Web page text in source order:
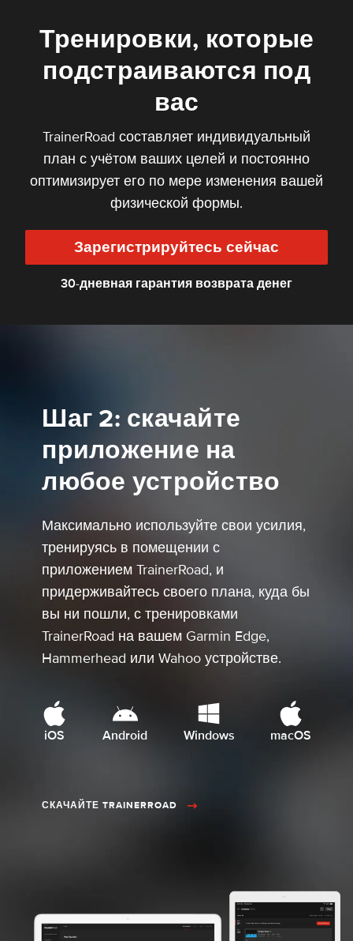
Тренировки, которые
подстраиваются под
вас
TrainerRoad составляет индивидуальный
план с учётом ваших целей и постоянно
оптимизирует его по мере изменения вашей
физической формы.
Зарегистрируйтесь сейчас
30-дневная гарантия возврата денег
Шаг 2: скачайте
приложение на
любое устройство
Максимально используйте свои усилия,
тренируясь в помещении с
приложением TrainerRoad, и
придерживайтесь своего плана, куда бы
вы ни пошли, с тренировками
TrainerRoad на вашем Garmin Edge,
Hammerhead или Wahoo устройстве.
iOS Android Windows macOS
СКАЧАЙТЕ TRAINERROAD